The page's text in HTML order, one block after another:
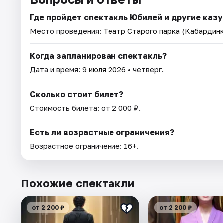
Где пройдет спектакль Юбилей и другие
Место проведения: Театр Старого парка
Когда запланирован спектакль?
Дата и время: 9 июля 2026 • четверг.
Сколько стоит билет?
Стоимость билета: от 2 000 ₽.
Есть ли возрастные ограничения?
Возрастное ограничение: 16+.
Похожие спектакли
от 2 200 ₽ от 2 200 ₽